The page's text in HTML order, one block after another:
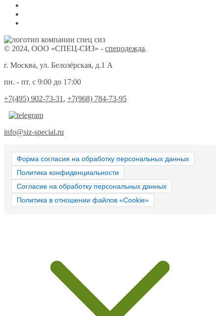
© 2024, ООО «СПЕЦ-СИЗ» - спецодежда.
г. Москва, ул. Белозёрская, д.1 А
пн. - пт. с 9:00 до 17:00
+7(495) 902-73-31 , +7(968) 784-73-95
info@siz-special.ru
Форма согласия на обработку персональных данных
Политика конфиденциальности
Согласие на обработку персональных данных
Политика в отношении файлов «Cookie»